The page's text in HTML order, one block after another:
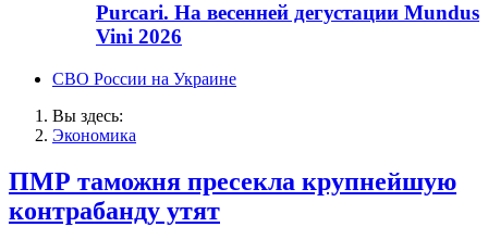
Purcari. На весенней дегустации Mundus
Vini 2026
СВО России на Украине
Вы здесь:
Экономика
ПМР таможня пресекла крупнейшую
контрабанду утят